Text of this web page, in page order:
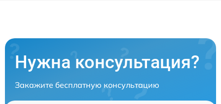
Нужна консультация?
Закажите бесплатную консультацию